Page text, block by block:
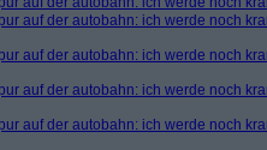
auf der autobahn: ich werde noch
auf der autobahn: ich werde noch
auf der autobahn: ich werde noch
auf der autobahn: ich werde noch